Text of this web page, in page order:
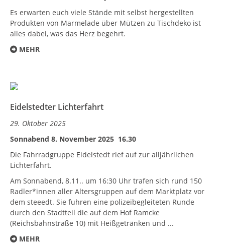
Es erwarten euch viele Stände mit selbst hergestellten
Produkten von Marmelade über Mützen zu Tischdeko ist
alles dabei, was das Herz begehrt.
MEHR
Eidelstedter Lichterfahrt
29. Oktober 2025
Sonnabend 8. November 2025 16.30
Die Fahrradgruppe Eidelstedt rief auf zur alljährlichen
Lichterfahrt.
Am Sonnabend, 8.11.. um 16:30 Uhr trafen sich rund 150
Radler*innen aller Altersgruppen auf dem Marktplatz vor
dem steeedt. Sie fuhren eine polizeibegleiteten Runde
durch den Stadtteil die auf dem Hof Ramcke
(Reichsbahnstraße 10) mit Heißgetränken und ...
MEHR